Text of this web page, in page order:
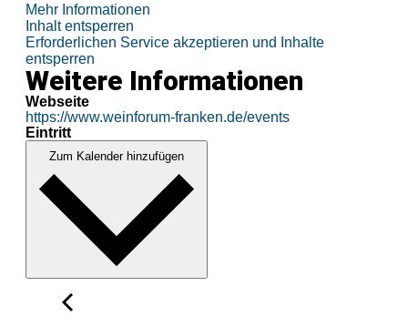
Mehr Informationen
Inhalt entsperren
Erforderlichen Service akzeptieren und Inhalte
entsperren
Weitere Informationen
Webseite
https://www.weinforum-franken.de/events
Eintritt